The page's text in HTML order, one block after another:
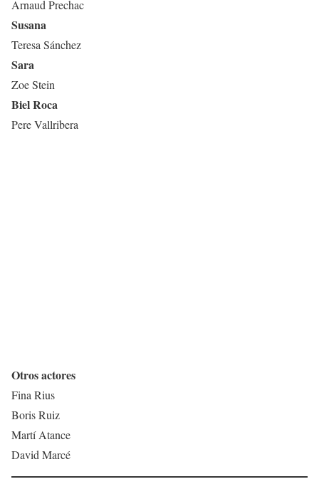
Arnaud Prechac
Susana
Teresa Sánchez
Sara
Zoe Stein
Biel Roca
Pere Vallribera
Otros actores
Fina Rius
Boris Ruiz
Martí Atance
David Marcé